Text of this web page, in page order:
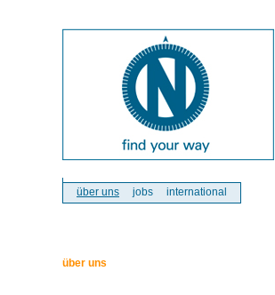
über uns jobs international
über uns